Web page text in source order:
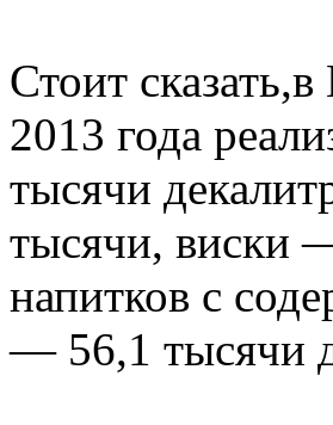
Стоит
2013 года
тысячи
тысячи, виски
напитков с
— 56,1 тысячи